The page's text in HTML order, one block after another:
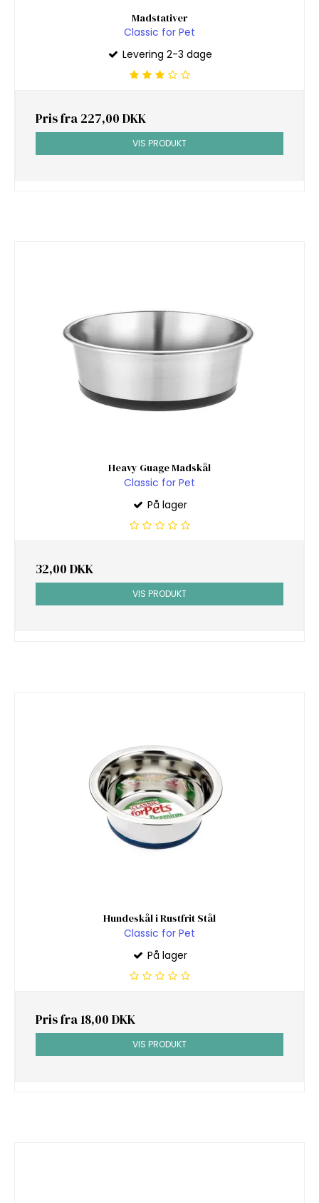
Madstativer
Classic for Pet
Levering 2-3 dage
Pris fra 227,00 DKK
VIS PRODUKT
Heavy Guage Madskål
Classic for Pet
På lager
32,00 DKK
VIS PRODUKT
Hundeskål i Rustfrit Stål
Classic for Pet
På lager
Pris fra 18,00 DKK
VIS PRODUKT